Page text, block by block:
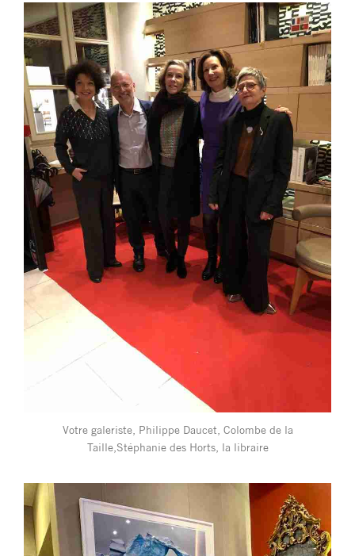
Votre galeriste, Philippe Daucet, Colombe de la
Taille,Stéphanie des Horts, la libraire